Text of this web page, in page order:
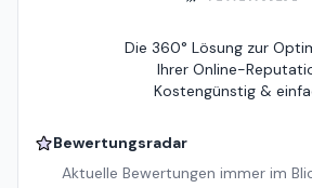
Die 360° Lösung zur
Ihrer Online-
Kostengünstig &
Bewertungsradar
Aktuelle Bewertungen immer im